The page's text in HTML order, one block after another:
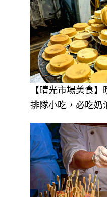
【晴光市場美食
排隊小吃，必吃奶